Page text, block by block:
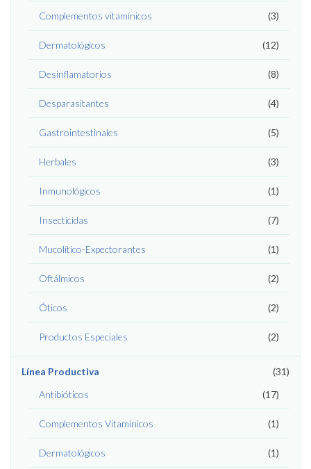
Complementos vitamínicos (3)
Dermatológicos (12)
Desinflamatorios (8)
Desparasitantes (4)
Gastrointestinales (5)
Herbales (3)
Inmunológicos (1)
Insecticidas (7)
Mucolítico-Expectorantes (1)
Oftálmicos (2)
Óticos (2)
Productos Especiales (2)
Línea Productiva
(31)
Antibióticos
(17)
Complementos Vitamínicos (1)
Dermatológicos (1)